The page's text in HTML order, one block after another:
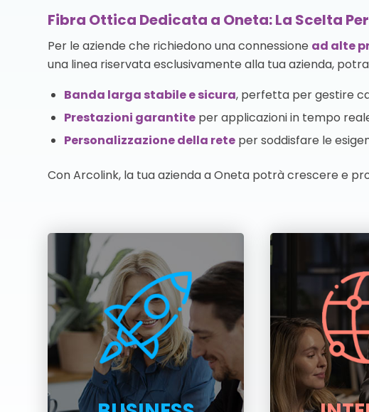
Fibra Ottica Dedicata a Oneta: La Scelta
Per le aziende che richiedono una connessione ad alte
una linea riservata esclusivamente alla tua azienda,
Banda larga stabile e sicura, perfetta per gestire
Prestazioni garantite per applicazioni in tempo
Personalizzazione della rete per soddisfare le
Con Arcolink, la tua azienda a Oneta potrà crescere e